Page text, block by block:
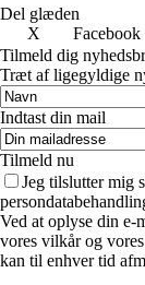
Del glæden
X
Facebook
Tilmeld dig
Træt af ligegyldige
Indtast din mail
Tilmeld nu
Jeg tilslutter mig
Ved at oplyse din e-
vores vilkår og
kan til enhver tid